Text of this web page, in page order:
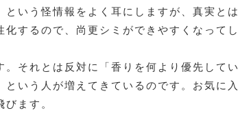
という怪情報をよく耳にしますが、真実とは
するので、尚更シミができやすくなってし
それとは反対に「香りを何より優先してい
いう人が増えてきているのです。お気に入
ます。